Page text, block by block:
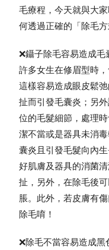
毛療程，今天就與大
何透過正確的「除毛
❌鑷子除毛容易造成毛
許多女生在修眉型時
這樣容易造成眼皮鬆
扯而引發毛囊炎；另
位的毛髮細節，處理
潔不當或是器具未消
囊炎且引發毛髮向內
好肌膚及器具的消菌
扯，另外，在除毛後
脹。此外，若皮膚有
除毛唷！
❌除毛不當容易造成黑